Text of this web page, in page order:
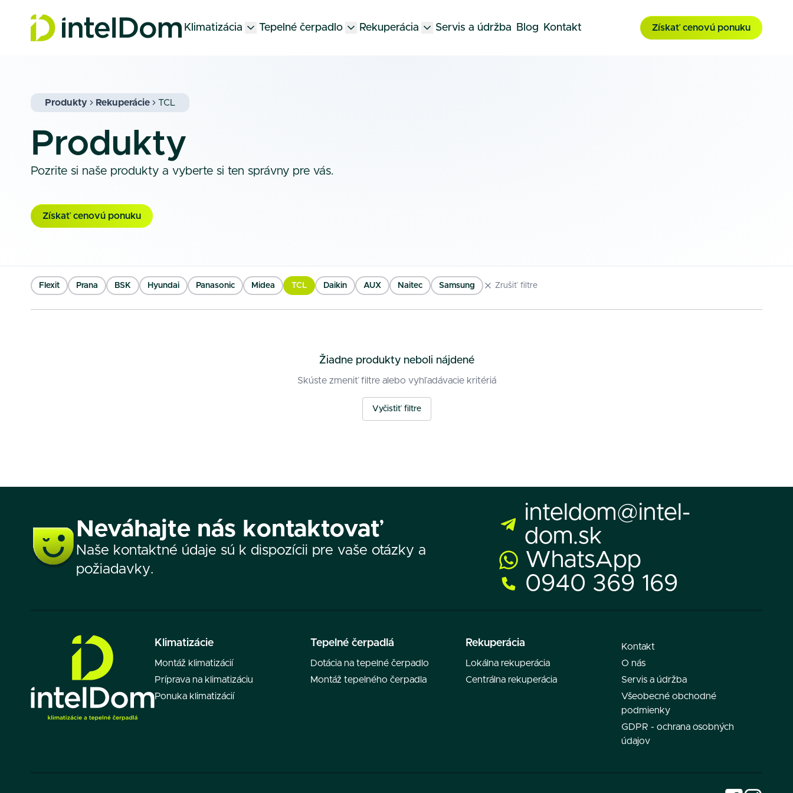
Klimatizácia Tepelné čerpadlo Rekuperácia Servis a údržba Blog Kontakt Získať cenovú ponuku
Produkty Rekuperácie TCL
Produkty
Pozrite si naše produkty a vyberte si ten správny pre vás.
Získať cenovú ponuku
Flexit Prana BSK Hyundai Panasonic Midea TCL Daikin AUX Naitec Samsung Zrušiť filtre
Žiadne produkty neboli nájdené
Skúste zmeniť filtre alebo vyhľadávacie kritériá
Vyčistiť filtre
Neváhajte nás kontaktovať
Naše kontaktné údaje sú k dispozícii pre vaše otázky a
požiadavky.
inteldom@intel-
dom.sk
WhatsApp
0940 369 169
Klimatizácie
Montáž klimatizácií
Príprava na klimatizáciu
Ponuka klimatizácií
Tepelné čerpadlá
Dotácia na tepelné čerpadlo
Montáž tepelného čerpadla
Rekuperácia
Lokálna rekuperácia
Centrálna rekuperácia
Kontakt
O nás
Servis a údržba
Všeobecné obchodné
podmienky
GDPR - ochrana osobných
údajov